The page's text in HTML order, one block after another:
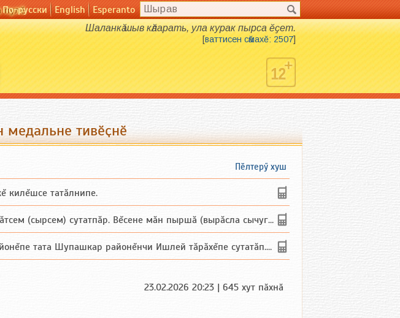
пулӗ
По-русски English Esperanto
Шаланкӑ шыв кӑларать, ула курак пырса ӗҫет.
[ваттисен сӑмахӗ: 2507]
медальне тивӗҫнӗ
Пӗлтерӳ хуш
килĕшсе татăлнипе.
(сырсем) сутатпăр. Вĕсене мăн пыршă (вырăсла сычуг) ...
тата Шупашкар районĕнчи Ишлей тăрăхĕпе сутатăп. Ха...
23.02.2026 20:23 | 645 хут пӑхнӑ